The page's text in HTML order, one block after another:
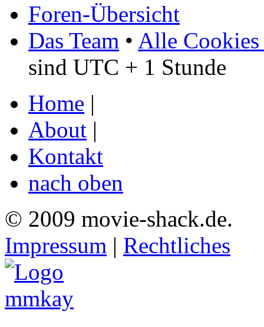
Foren-Übersicht
Das Team • Alle Cookies
sind UTC + 1 Stunde
Home |
About |
Kontakt
nach oben
© 2009 movie-shack.de.
Impressum | Rechtliches